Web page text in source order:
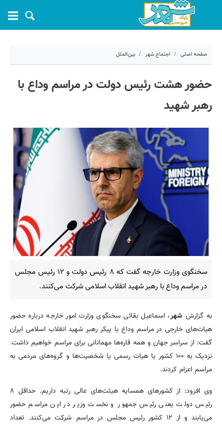
صفحه اصلی اجتماع شهر بین‌الملل
کد مطلب:
حضور هشت رئیس دولت در مراسم وداع با
رهبر شهید
سخنگوی وزارت خارجه گفت که ۸ رئیس دولت و ۱۲ رئیس مجلس
در مراسم وداع با رهبر شهید انقلاب اسلامی شرکت می‌کنند.
به گزارش شهر، اسماعیل بقائی سخنگوی وزارت امور خارجه درباره حضور
هیات‌های خارجی در مراسم وداع با پیکر رهبر شهید انقلاب اسلامی ایران
گفت: از سراسر جهان و همه قاره‌ها مهمانانی برای مراسم خواهیم داشت.
نزدیک به ۱۰۰ کشور یا هیات رسمی یا شخصیت‌ها و گروه‌های مردمی به
مراسم اعزام کردند.
وی افزود: از کشورهای همسایه هیئت‌های عالی رتبه داریم. حداقل ۸
رئیس دولت یعنی رئیس جمهور و نخست وزیر در این مراسم حضور
می‌یابند و از ۱۲ کشور رئیس مجلس در مراسم شرکت می‌کنند. تعداد